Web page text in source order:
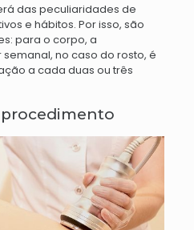
das peculiaridades de
e hábitos. Por isso, são
para o corpo, a
no caso do rosto, é
a cada duas ou três